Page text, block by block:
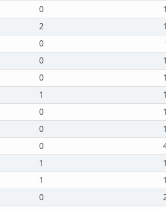
0
2
0
0
0
1
0
0
0
1
1
0